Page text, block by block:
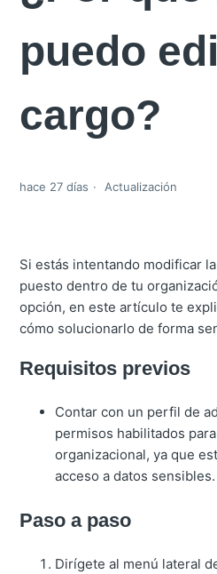
puedo
cargo?
hace 27 días Actualización
Si estás intentando modificar
puesto dentro de tu
opción, en este artículo te
cómo solucionarlo de forma
Requisitos previos
Contar con un perfil de
permisos habilitados
organizacional, ya que
acceso a datos sensibles.
Paso a paso
Dirígete al menú lateral